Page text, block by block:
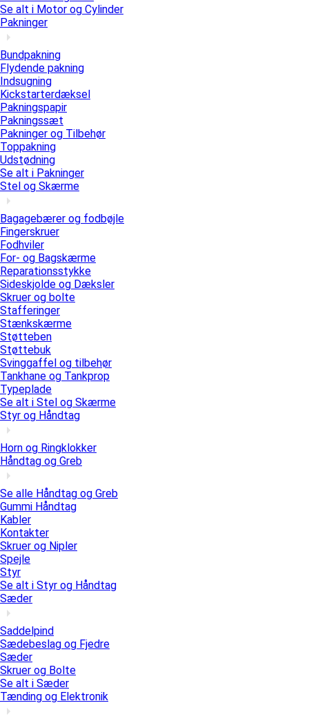
Se alt i Motor og Cylinder
Pakninger
Bundpakning
Flydende pakning
Indsugning
Kickstarterdæksel
Pakningspapir
Pakningssæt
Pakninger og Tilbehør
Toppakning
Udstødning
Se alt i Pakninger
Stel og Skærme
Bagagebærer og fodbøjle
Fingerskruer
Fodhviler
For- og Bagskærme
Reparationsstykke
Sideskjolde og Dæksler
Skruer og bolte
Stafferinger
Stænkskærme
Støtteben
Støttebuk
Svinggaffel og tilbehør
Tankhane og Tankprop
Typeplade
Se alt i Stel og Skærme
Styr og Håndtag
Horn og Ringklokker
Håndtag og Greb
Se alle Håndtag og Greb
Gummi Håndtag
Kabler
Kontakter
Skruer og Nipler
Spejle
Styr
Se alt i Styr og Håndtag
Sæder
Saddelpind
Sædebeslag og Fjedre
Sæder
Skruer og Bolte
Se alt i Sæder
Tænding og Elektronik